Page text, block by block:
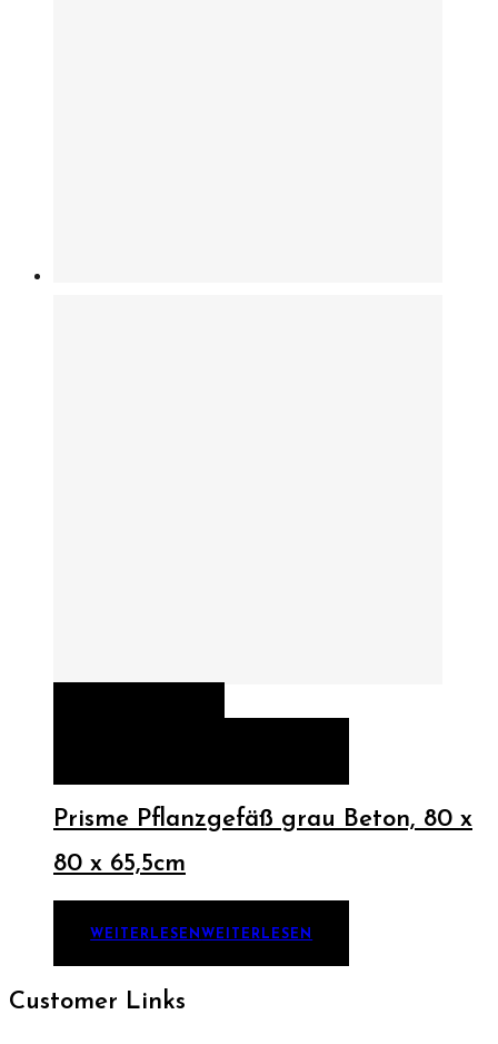
Prisme Pflanzgefäß grau Beton, 80 x
80 x 65,5cm
WEITERLESEN WEITERLESEN
Customer Links